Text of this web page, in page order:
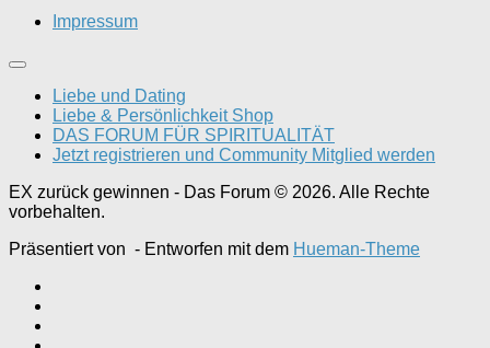
Impressum
Liebe und Dating
Liebe & Persönlichkeit Shop
DAS FORUM FÜR SPIRITUALITÄT
Jetzt registrieren und Community Mitglied werden
EX zurück gewinnen - Das Forum © 2026. Alle Rechte
vorbehalten.
Präsentiert von - Entworfen mit dem Hueman-Theme